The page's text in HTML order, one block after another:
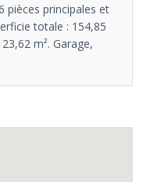
pièces principales et
totale : 154,85
m². Garage,